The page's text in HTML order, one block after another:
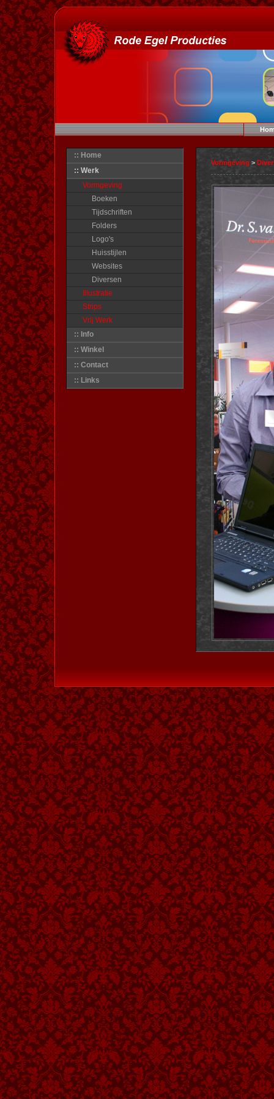
:: Home
:: Werk
Vormgeving
Boeken
Tijdschriften
Folders
Logo's
Huisstijlen
Websites
Diversen
Illustratie
Strips
Vrij Werk
:: Info
:: Winkel
:: Contact
:: Links
Vormgeving >